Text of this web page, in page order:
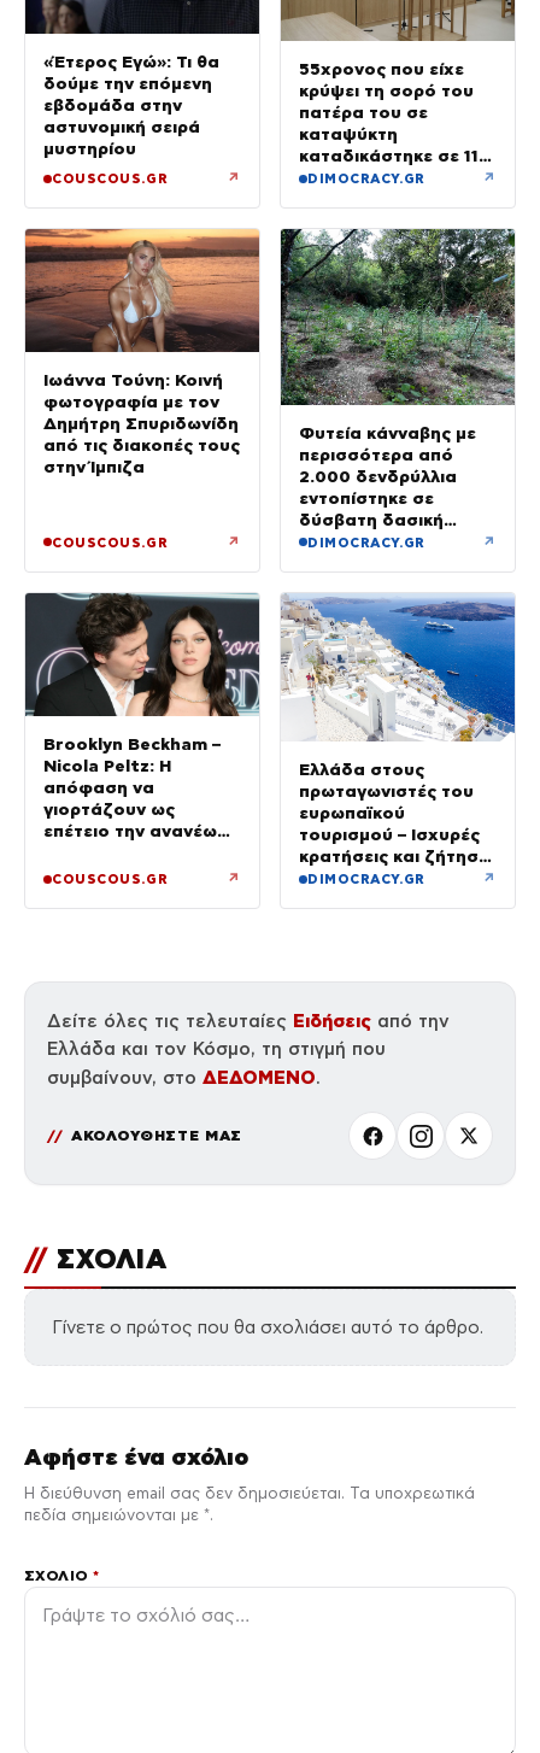
«Έτερος Εγώ»: Τι θα
δούμε την επόμενη
εβδομάδα στην
αστυνομική σειρά
μυστηρίου
COUSCOUS.GR ↗
55χρονος που είχε
κρύψει τη σορό του
πατέρα του σε
καταψύκτη
καταδικάστηκε σε 11
μήνες με αναστολή
DIMOCRACY.GR ↗
Ιωάννα Τούνη: Κοινή
φωτογραφία με τον
Δημήτρη Σπυριδωνίδη
από τις διακοπές τους
στην Ίμπιζα
COUSCOUS.GR ↗
Φυτεία κάνναβης με
περισσότερα από
2.000 δενδρύλλια
εντοπίστηκε σε
δύσβατη δασική
περιοχή στη Φθιώτιδα
DIMOCRACY.GR ↗
Brooklyn Beckham –
Nicola Peltz: Η
απόφαση να
γιορτάζουν ως
επέτειο την ανανέωση
«Είχε καταλήξει να
COUSCOUS.GR ↗
Ελλάδα στους
πρωταγωνιστές του
ευρωπαϊκού
τουρισμού – Ισχυρές
κρατήσεις και ζήτηση
πέρα από το
DIMOCRACY.GR ↗
Δείτε όλες τις τελευταίες Ειδήσεις από την
Ελλάδα και τον Κόσμο, τη στιγμή που
συμβαίνουν, στο ΔΕΔΟΜΕΝΟ.
ΑΚΟΛΟΥΘΗΣΤΕ ΜΑΣ
// ΣΧΟΛΙΑ
Γίνετε ο πρώτος που θα σχολιάσει αυτό το άρθρο.
Αφήστε ένα σχόλιο
Η διεύθυνση email σας δεν δημοσιεύεται. Τα υποχρεωτικά
πεδία σημειώνονται με *.
ΣΧΌΛΙΟ*